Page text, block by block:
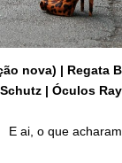
nova) | Regata
Schutz | Óculos
E ai, o que